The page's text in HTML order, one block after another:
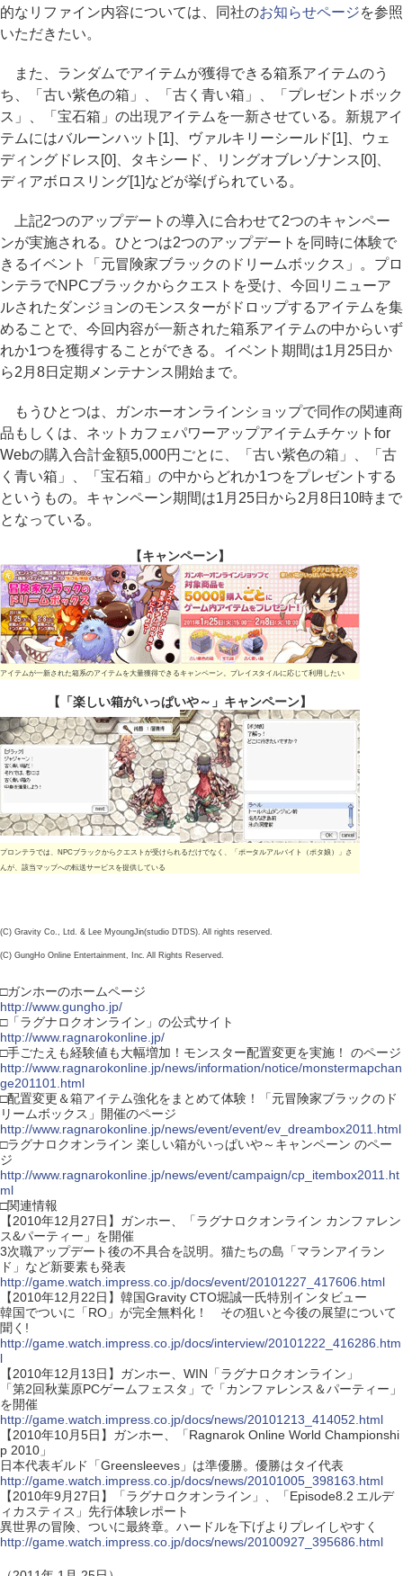
的なリファイン内容については、同社のお知らせページを参照
いただきたい。
また、ランダムでアイテムが獲得できる箱系アイテムのう
ち、「古い紫色の箱」、「古く青い箱」、「プレゼントボック
ス」、「宝石箱」の出現アイテムを一新させている。新規アイ
テムにはバルーンハット[1]、ヴァルキリーシールド[1]、ウェ
ディングドレス[0]、タキシード、リングオブレゾナンス[0]、
ディアボロスリング[1]などが挙げられている。
上記2つのアップデートの導入に合わせて2つのキャンペー
ンが実施される。ひとつは2つのアップデートを同時に体験で
きるイベント「元冒険家ブラックのドリームボックス」。プロ
ンテラでNPCブラックからクエストを受け、今回リニューア
ルされたダンジョンのモンスターがドロップするアイテムを集
めることで、今回内容が一新された箱系アイテムの中からいず
れか1つを獲得することができる。イベント期間は1月25日か
ら2月8日定期メンテナンス開始まで。
もうひとつは、ガンホーオンラインショップで同作の関連商
品もしくは、ネットカフェパワーアップアイテムチケットfor
Webの購入合計金額5,000円ごとに、「古い紫色の箱」、「古
く青い箱」、「宝石箱」の中からどれか1つをプレゼントする
というもの。キャンペーン期間は1月25日から2月8日10時まで
となっている。
【キャンペーン】
アイテムが一新された箱系のアイテムを大量獲得できるキャンペーン。プレイスタイルに応じて利用したい
【「楽しい箱がいっぱいや～」キャンペーン】
プロンテラでは、NPCブラックからクエストが受けられるだけでなく、「ポータルアルバイト（ポタ娘）」さ
んが、該当マップへの転送サービスを提供している
(C) Gravity Co., Ltd. & Lee MyoungJin(studio DTDS). All rights reserved.
(C) GungHo Online Entertainment, Inc. All Rights Reserved.
□ガンホーのホームページ
http://www.gungho.jp/
□「ラグナロクオンライン」の公式サイト
http://www.ragnarokonline.jp/
□手ごたえも経験値も大幅増加！モンスター配置変更を実施！ のページ
http://www.ragnarokonline.jp/news/information/notice/monstermapchan
ge201101.html
□配置変更＆箱アイテム強化をまとめて体験！「元冒険家ブラックのド
リームボックス」開催のページ
http://www.ragnarokonline.jp/news/event/event/ev_dreambox2011.html
□ラグナロクオンライン 楽しい箱がいっぱいや～キャンペーン のペー
ジ
http://www.ragnarokonline.jp/news/event/campaign/cp_itembox2011.ht
ml
□関連情報
【2010年12月27日】ガンホー、「ラグナロクオンライン カンファレン
ス&パーティー」を開催
3次職アップデート後の不具合を説明。猫たちの島「マランアイラン
ド」など新要素も発表
http://game.watch.impress.co.jp/docs/event/20101227_417606.html
【2010年12月22日】韓国Gravity CTO堀誠一氏特別インタビュー
韓国でついに「RO」が完全無料化！ その狙いと今後の展望について
聞く!
http://game.watch.impress.co.jp/docs/interview/20101222_416286.htm
l
【2010年12月13日】ガンホー、WIN「ラグナロクオンライン」
「第2回秋葉原PCゲームフェスタ」で「カンファレンス＆パーティー」
を開催
http://game.watch.impress.co.jp/docs/news/20101213_414052.html
【2010年10月5日】ガンホー、「Ragnarok Online World Championshi
p 2010」
日本代表ギルド「Greensleeves」は準優勝。優勝はタイ代表
http://game.watch.impress.co.jp/docs/news/20101005_398163.html
【2010年9月27日】「ラグナロクオンライン」、「Episode8.2 エルデ
ィカスティス」先行体験レポート
異世界の冒険、ついに最終章。ハードルを下げよりプレイしやすく
http://game.watch.impress.co.jp/docs/news/20100927_395686.html